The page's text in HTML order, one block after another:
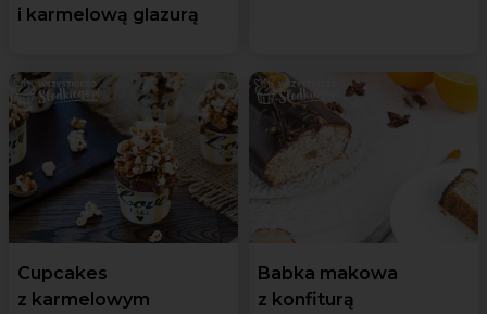
i karmelową glazurą
Cupcakes
z karmelowym
Babka makowa
z konfiturą